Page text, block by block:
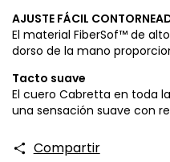
AJUSTE FÁCIL
El material FiberSof™ de
dorso de la mano
Tacto suave
El cuero Cabretta en toda
una sensación suave con
Compartir